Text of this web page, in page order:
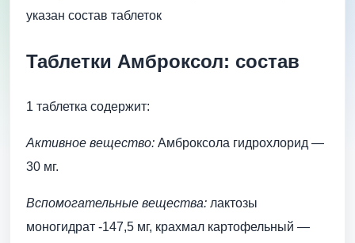
указан состав таблеток
Таблетки Амброксол: состав
1 таблетка содержит:
Активное вещество: Амброксола гидрохлорид —
30 мг.
Вспомогательные вещества: лактозы
моногидрат -147,5 мг, крахмал картофельный —